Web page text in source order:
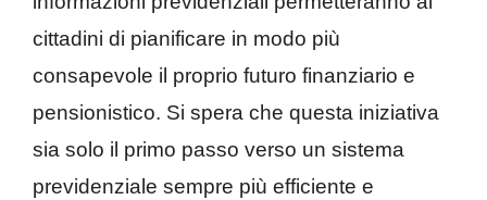
cittadini di pianificare in modo più
consapevole il proprio futuro finanziario e
pensionistico. Si spera che questa iniziativa
sia solo il primo passo verso un sistema
previdenziale sempre più efficiente e